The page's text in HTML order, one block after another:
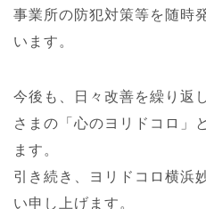
事業所の防犯対策等を随時
います。
今後も、日々改善を繰り返
さまの「心のヨリドコロ」
ます。
引き続き、ヨリドコロ横浜
い申し上げます。